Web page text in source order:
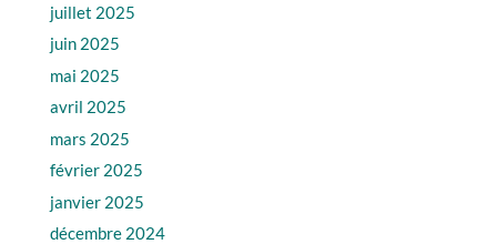
juillet 2025
juin 2025
mai 2025
avril 2025
mars 2025
février 2025
janvier 2025
décembre 2024